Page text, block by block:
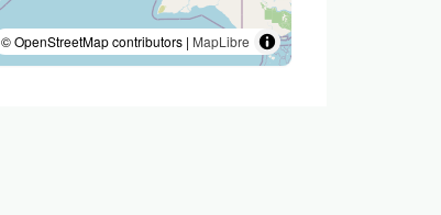
© OpenStreetMap contributors | MapLibre